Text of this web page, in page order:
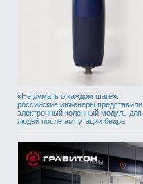
«Не думать о каждом шаге»:
российские инженеры представили
электронный коленный модуль для
людей после ампутации бедра